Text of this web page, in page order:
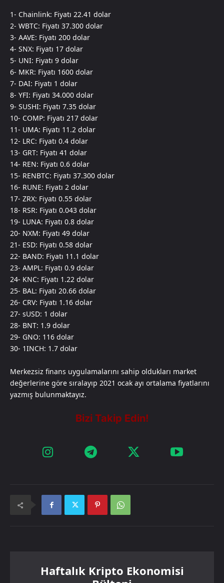
1- Chainlink: Fiyatı 22.41 dolar
2- WBTC: Fiyatı 37.300 dolar
3- AAVE: Fiyatı 200 dolar
4- SNX: Fiyatı 17 dolar
5- UNI: Fiyatı 9 dolar
6- MKR: Fiyatı 1600 dolar
7- DAI: Fiyatı 1 dolar
8- YFI: Fiyatı 34.000 dolar
9- SUSHI: Fiyatı 7.35 dolar
10- COMP: Fiyatı 217 dolar
11- UMA: Fiyatı 11.2 dolar
12- LRC: Fiyatı 0.4 dolar
13- GRT: Fiyatı 41 dolar
14- REN: Fiyatı 0.6 dolar
15- RENBTC: Fiyatı 37.300 dolar
16- RUNE: Fiyatı 2 dolar
17- ZRX: Fiyatı 0.55 dolar
18- RSR: Fiyatı 0.043 dolar
19- LUNA: Fiyatı 0.8 dolar
20- NXM: Fiyatı 49 dolar
21- ESD: Fiyatı 0.58 dolar
22- BAND: Fiyatı 11.1 dolar
23- AMPL: Fiyatı 0.9 dolar
24- KNC: Fiyatı 1.22 dolar
25- BAL: Fiyatı 20.66 dolar
26- CRV: Fiyatı 1.16 dolar
27- sUSD: 1 dolar
28- BNT: 1.9 dolar
29- GNO: 116 dolar
30- 1INCH: 1.7 dolar
Merkezsiz finans uygulamalarını sahip oldukları market
değerlerine göre sıralayıp 2021 ocak ayı ortalama fiyatlarını
yazmış bulunmaktayız.
Haftalık Kripto Ekonomisi